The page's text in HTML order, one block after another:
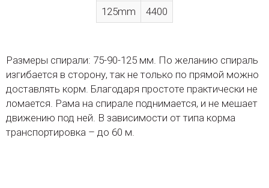
125mm
4400
Размеры спирали: 75-90-125 мм. По желанию спираль
изгибается в сторону, так не только по прямой можно
доставлять корм. Благодаря простоте практически не
ломается. Рама на спирале поднимается, и не мешает
движению под ней. В зависимости от типа корма
транспортировка – до 60 м.